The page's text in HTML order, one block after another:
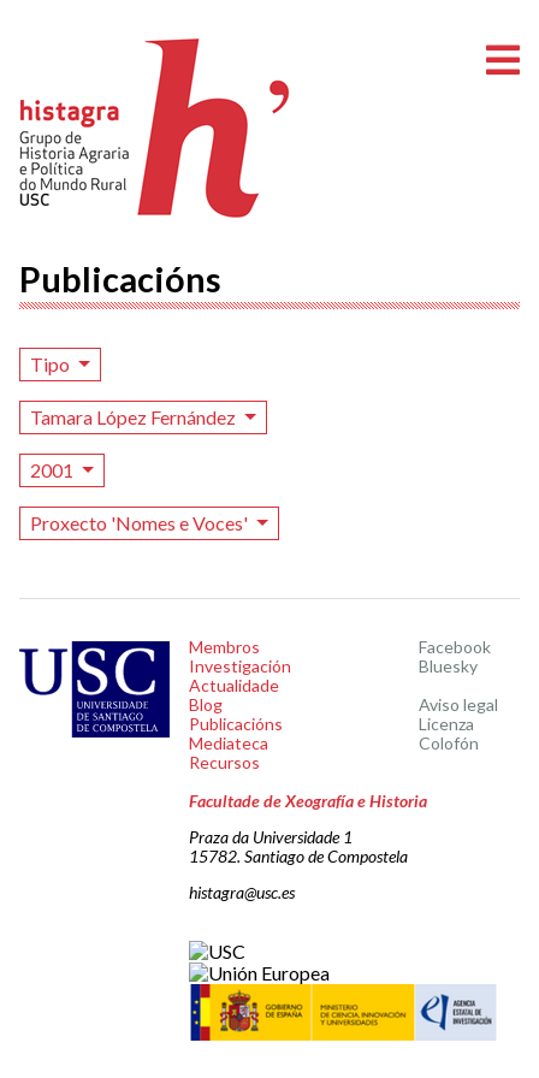
Publicacións
Tipo
Tamara López Fernández
2001
Proxecto 'Nomes e Voces'
Membros
Investigación
Actualidade
Blog
Publicacións
Mediateca
Recursos
Facebook
Bluesky
Aviso legal
Licenza
Colofón
Facultade de Xeografía e Historia
Praza da Universidade 1
15782. Santiago de Compostela
histagra@usc.es